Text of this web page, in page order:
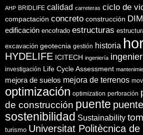
AHP BRIDLIFE calidad carreteras ciclo de
compactación concreto construcción
edificación encofrado estructuras
excavación geotecnia gestión historia
HYDELIFE ICITECH ingeniería
investigación Life Cycle Assessment
mejora de suelos mejora de terrenos
optimización optimization perforación
de construcción puente
sostenibilidad Sustainability
turismo Universitat Politècnica de